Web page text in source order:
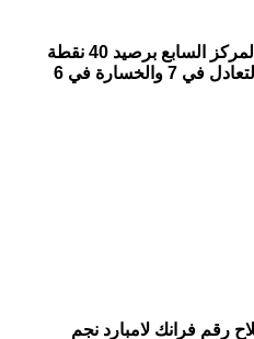
في المقابل يتواجد بورنموث في المركز السابع برصيد 40 نقطة
جمعها من الفوز في 11 مباراة والتعادل في 7 والخسارة في 6
رقم فرانك لامبارد نجم